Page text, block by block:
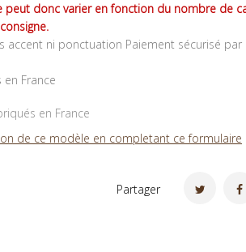
donc varier en fonction du nombre de
accent ni ponctuation Paiement sécurisé par
France
en France
de ce modèle en completant ce formulaire
Partager